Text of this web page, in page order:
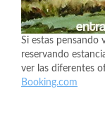
Si estas pensando
reservando
ver las diferentes
Booking.com